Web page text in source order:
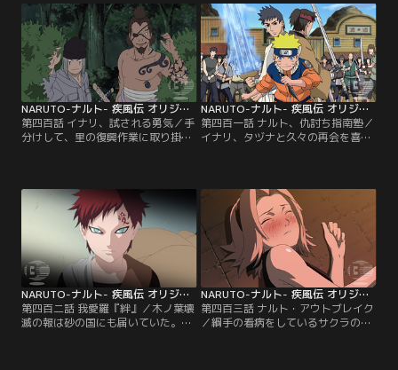
スメイトたちの「仲間」に入れても
らうため、忍者の死体から戦利品を
奪おうと森に入ってしまう。すぐに
追いつき、連れ帰ろうとするイルカ
だが、ナルトは激しく拒絶する…。
【提供：バンダイチャンネル】
れていた。ダンゾウは倒れた綱手に
代わる新たな火影を選出すべきと提
案するが…。一方、木ノ葉の里では
カカシとナルトが綱手の見舞いに訪
れていた。意識が戻らない綱手を案
じるナルト。【提供：バンダイチャ
ンネル】
NARUTO-ナルト- 疾風伝 オリジナル（1）過去編 第400話
第四百話 イナリ、試される勇気／手
分けして、里の復興作業に取り掛か
ナルトとサクラは懐かしい人物に遭
遇する。それはかつて波の国で出会
った大工、タヅナとイナリだった。
二人は他の大工仲間とともに、木ノ
葉復興のため、駆けつけたのだとい
う。再会を喜ぶナルトたち…。【提
供：バンダイチャンネル】
NARUTO-ナルト- 疾風伝 オリジナル（1）過去編 第401話
第四百一話 ナルト、仇討ち指南塾／
イナリ、タヅナと久々の再会を喜び
げ出したダチョウを捕まえて連れ戻
す」というD級任務を終えた第七班
が立ち寄ったとある宿場町では、無
念の死を遂げた親戚の仇を討つべ
く、ツカドという男が犯人の男（カ
タズ）に仇討ちを…。【提供：バン
ダイチャンネル】
NARUTO-ナルト- 疾風伝 オリジナル（1）過去編 第402話
第四百二話 我愛羅『絆』／木ノ葉壊
滅の報は砂の国にも届いていた。自
NARUTO-ナルト- 疾風伝 オリジナル（1）過去編 第403話
第四百三話 ナルト・アウトブレイク
／綱手の看病をしているサクラの元